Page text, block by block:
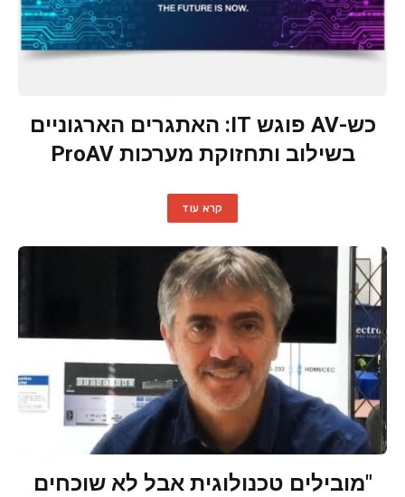
כש-AV פוגש IT: האתגרים הארגוניים
בשילוב ותחזוקת מערכות ProAV
קרא עוד
"מובילים טכנולוגית אבל לא שוכחים